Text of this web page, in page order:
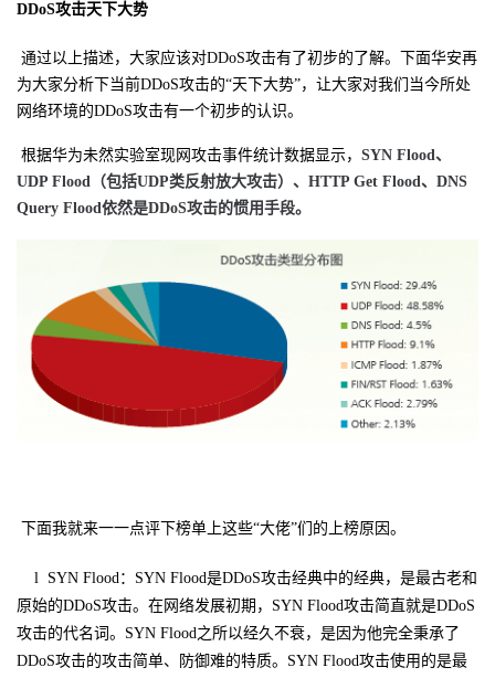
DDoS攻击天下大势
通过以上描述，大家应该对DDoS攻击有了初步的了解。下面华安再
为大家分析下当前DDoS攻击的“天下大势”，让大家对我们当今所处
网络环境的DDoS攻击有一个初步的认识。
根据华为未然实验室现网攻击事件统计数据显示， SYN Flood、
UDP Flood（包括UDP类反射放大攻击）、HTTP Get Flood、DNS
Query Flood依然是DDoS攻击的惯用手段。
下面我就来一一点评下榜单上这些“大佬”们的上榜原因。
l SYN Flood： SYN Flood是DDoS攻击经典中的经典，是最古老和
原始的DDoS攻击。在网络发展初期， SYN Flood攻击简直就是DDoS
攻击的代名词。 SYN Flood之所以经久不衰，是因为他完全秉承了
DDoS攻击的攻击简单、防御难的特质。 SYN Flood攻击使用的是最